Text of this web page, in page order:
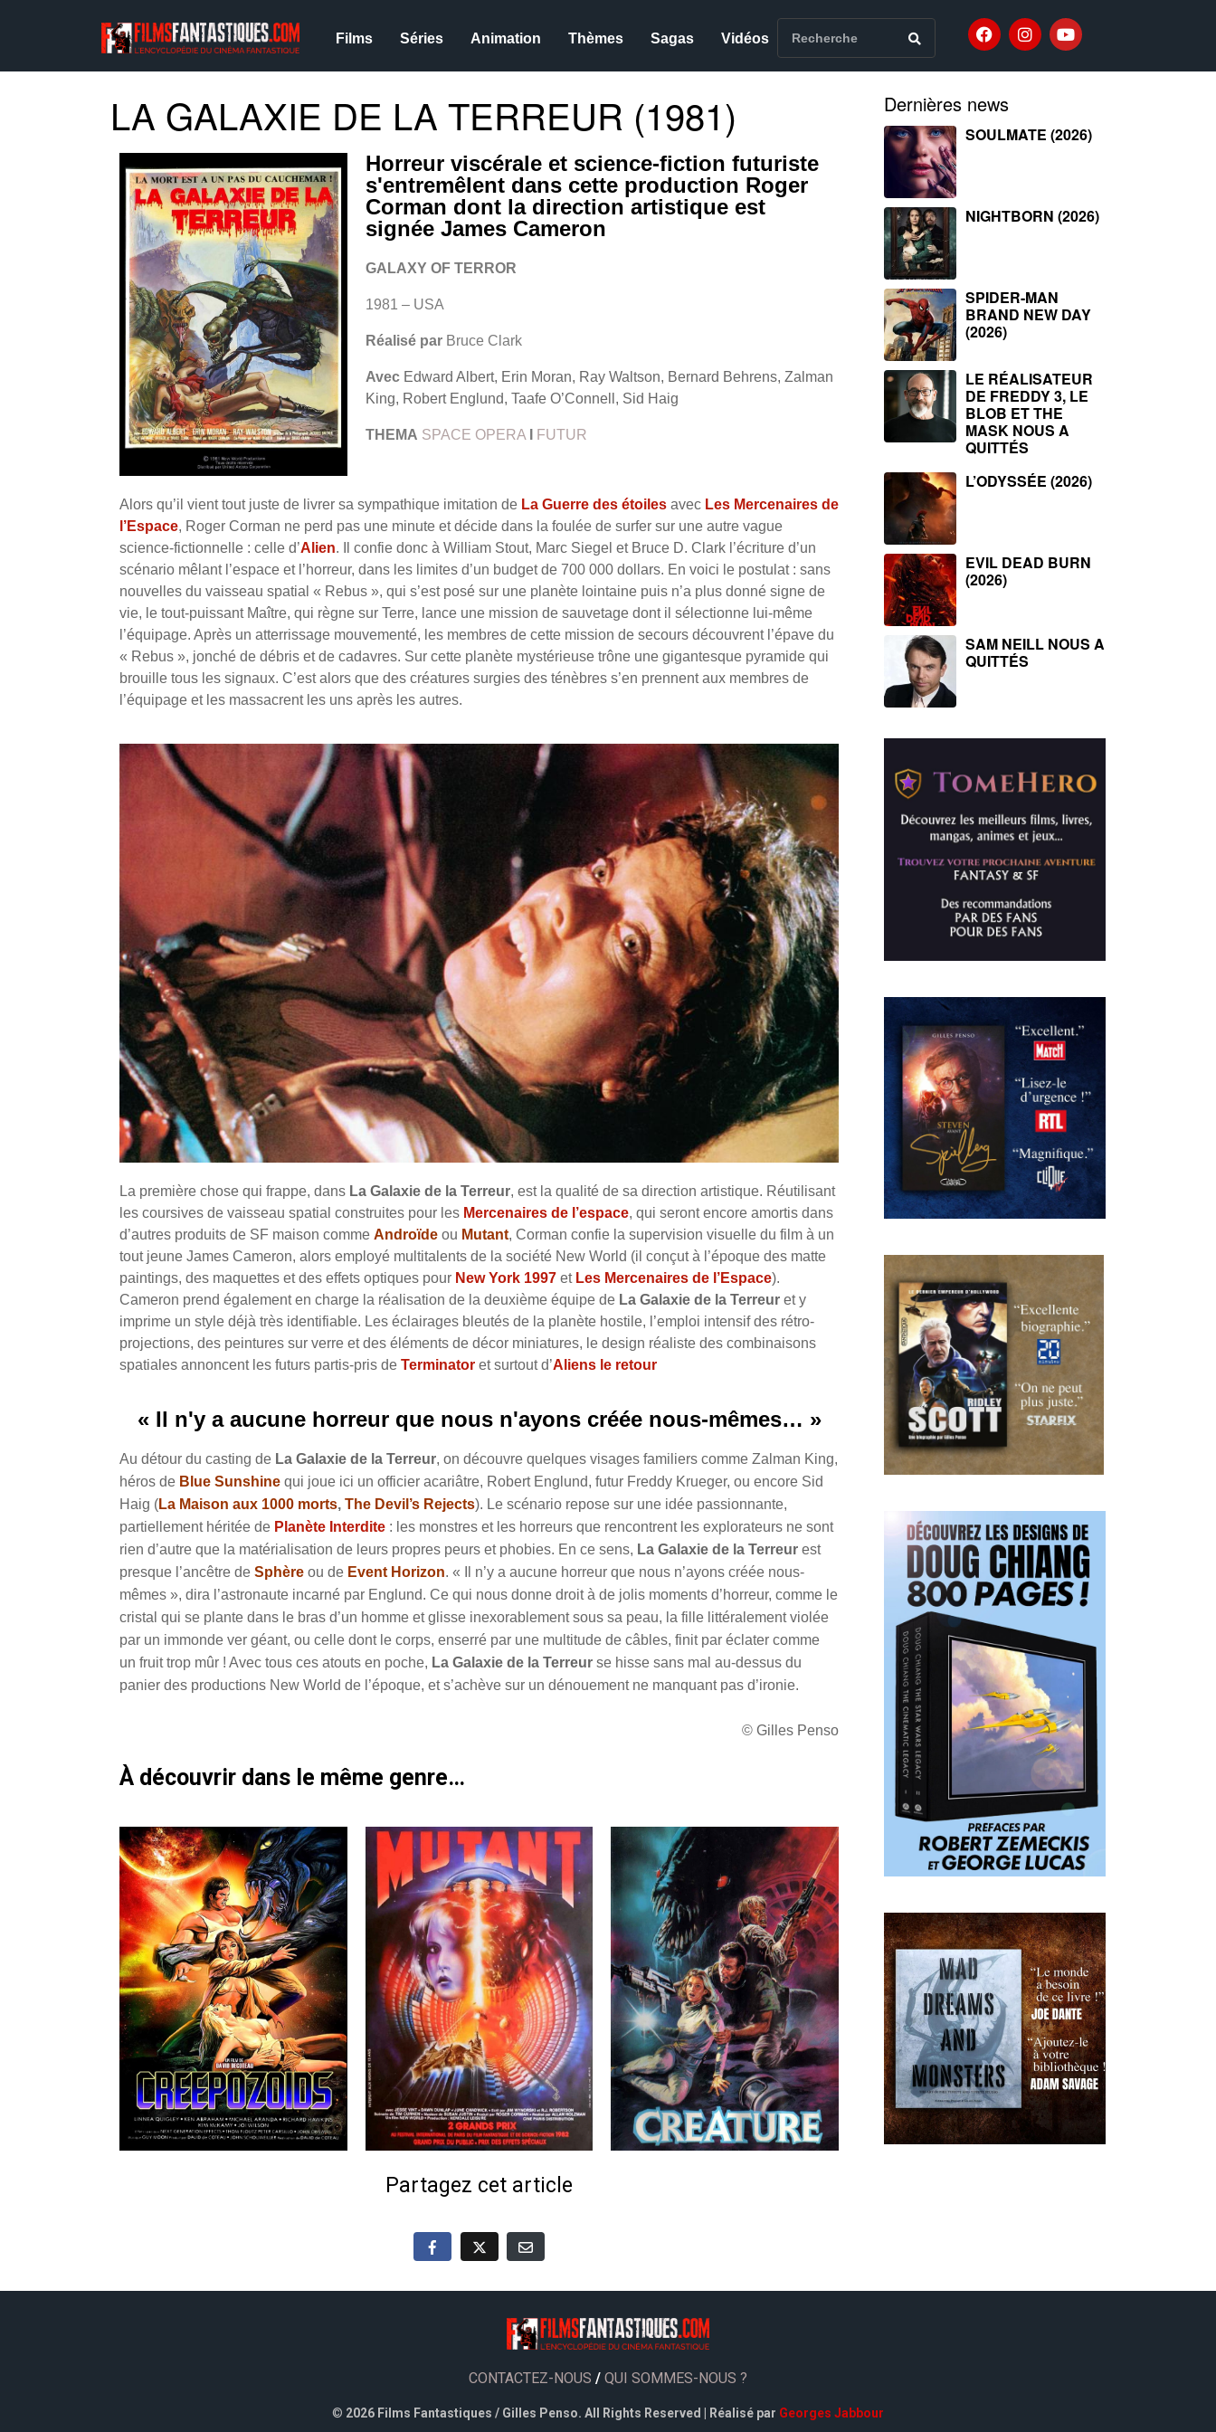
Films Séries Animation Thèmes Sagas Vidéos
LA GALAXIE DE LA TERREUR (1981)
Horreur viscérale et science-fiction futuriste
s'entremêlent dans cette production Roger
Corman dont la direction artistique est
signée James Cameron
GALAXY OF TERROR
1981 – USA
Réalisé par Bruce Clark
Avec Edward Albert, Erin Moran, Ray Waltson, Bernard Behrens, Zalman
King, Robert Englund, Taafe O’Connell, Sid Haig
THEMA SPACE OPERA FUTUR
Alors qu’il vient tout juste de livrer sa sympathique imitation de La Guerre des étoiles avec Les Mercenaires de
l’Espace, Roger Corman ne perd pas une minute et décide dans la foulée de surfer sur une autre vague
science-fictionnelle : celle d’Alien. Il confie donc à William Stout, Marc Siegel et Bruce D. Clark l’écriture d’un
scénario mêlant l’espace et l’horreur, dans les limites d’un budget de 700 000 dollars. En voici le postulat : sans
nouvelles du vaisseau spatial « Rebus », qui s’est posé sur une planète lointaine puis n’a plus donné signe de
vie, le tout-puissant Maître, qui règne sur Terre, lance une mission de sauvetage dont il sélectionne lui-même
l’équipage. Après un atterrissage mouvementé, les membres de cette mission de secours découvrent l’épave du
« Rebus », jonché de débris et de cadavres. Sur cette planète mystérieuse trône une gigantesque pyramide qui
brouille tous les signaux. C’est alors que des créatures surgies des ténèbres s’en prennent aux membres de
l’équipage et les massacrent les uns après les autres.
La première chose qui frappe, dans La Galaxie de la Terreur, est la qualité de sa direction artistique. Réutilisant
les coursives de vaisseau spatial construites pour les Mercenaires de l’espace, qui seront encore amortis dans
d’autres produits de SF maison comme Androïde ou Mutant, Corman confie la supervision visuelle du film à un
tout jeune James Cameron, alors employé multitalents de la société New World (il conçut à l’époque des matte
paintings, des maquettes et des effets optiques pour New York 1997 et Les Mercenaires de l’Espace).
Cameron prend également en charge la réalisation de la deuxième équipe de La Galaxie de la Terreur et y
imprime un style déjà très identifiable. Les éclairages bleutés de la planète hostile, l’emploi intensif des rétro-
projections, des peintures sur verre et des éléments de décor miniatures, le design réaliste des combinaisons
spatiales annoncent les futurs partis-pris de Terminator et surtout d’Aliens le retour
« Il n'y a aucune horreur que nous n'ayons créée nous-mêmes… »
Au détour du casting de La Galaxie de la Terreur, on découvre quelques visages familiers comme Zalman King,
héros de Blue Sunshine qui joue ici un officier acariâtre, Robert Englund, futur Freddy Krueger, ou encore Sid
Haig (La Maison aux 1000 morts, The Devil’s Rejects). Le scénario repose sur une idée passionnante,
partiellement héritée de Planète Interdite : les monstres et les horreurs que rencontrent les explorateurs ne sont
rien d’autre que la matérialisation de leurs propres peurs et phobies. En ce sens, La Galaxie de la Terreur est
presque l’ancêtre de Sphère ou de Event Horizon. « Il n’y a aucune horreur que nous n’ayons créée nous-
mêmes », dira l’astronaute incarné par Englund. Ce qui nous donne droit à de jolis moments d’horreur, comme le
cristal qui se plante dans le bras d’un homme et glisse inexorablement sous sa peau, la fille littéralement violée
par un immonde ver géant, ou celle dont le corps, enserré par une multitude de câbles, finit par éclater comme
un fruit trop mûr ! Avec tous ces atouts en poche, La Galaxie de la Terreur se hisse sans mal au-dessus du
panier des productions New World de l’époque, et s’achève sur un dénouement ne manquant pas d’ironie.
© Gilles Penso
À découvrir dans le même genre…
Partagez cet article
Dernières news
SOULMATE (2026)
NIGHTBORN (2026)
SPIDER-MAN
BRAND NEW DAY
(2026)
LE RÉALISATEUR
DE FREDDY 3, LE
BLOB ET THE
MASK NOUS A
QUITTÉS
L’ODYSSÉE (2026)
EVIL DEAD BURN
(2026)
SAM NEILL NOUS A
QUITTÉS
CONTACTEZ-NOUS / QUI SOMMES-NOUS ?
© 2026 Films Fantastiques / Gilles Penso. All Rights Reserved | Réalisé par Georges Jabbour